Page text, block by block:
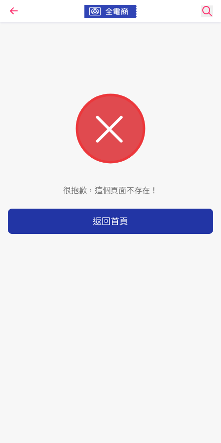
很抱歉，這個頁面不存在！
返回首頁